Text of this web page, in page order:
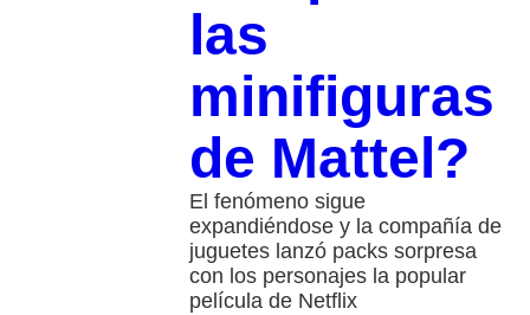
las
minifiguras
de Mattel?
El fenómeno sigue
expandiéndose y la compañía de
juguetes lanzó packs sorpresa
con los personajes la popular
película de Netflix